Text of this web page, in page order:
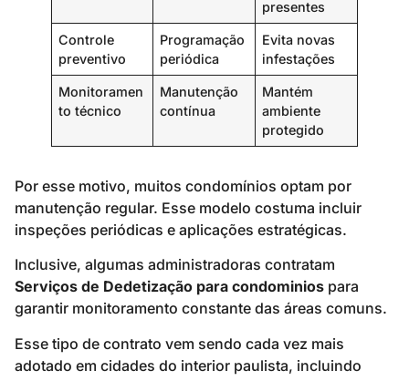
presentes
Controle
preventivo
Programação
periódica
Evita novas
infestações
Monitoramen
to técnico
Manutenção
contínua
Mantém
ambiente
protegido
Por esse motivo, muitos condomínios optam por
manutenção regular. Esse modelo costuma incluir
inspeções periódicas e aplicações estratégicas.
Inclusive, algumas administradoras contratam
Serviços de Dedetização para condominios para
garantir monitoramento constante das áreas comuns.
Esse tipo de contrato vem sendo cada vez mais
adotado em cidades do interior paulista, incluindo